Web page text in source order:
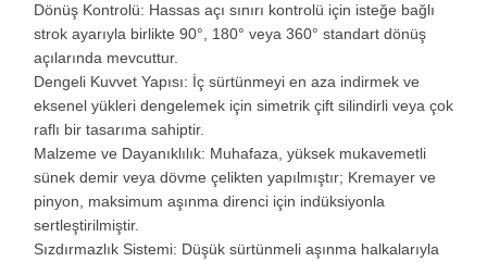
Dönüş Kontrolü: Hassas açı sınırı kontrolü için isteğe bağlı
strok ayarıyla birlikte 90°, 180° veya 360° standart dönüş
açılarında mevcuttur.
Dengeli Kuvvet Yapısı: İç sürtünmeyi en aza indirmek ve
eksenel yükleri dengelemek için simetrik çift silindirli veya çok
raflı bir tasarıma sahiptir.
Malzeme ve Dayanıklılık: Muhafaza, yüksek mukavemetli
sünek demir veya dövme çelikten yapılmıştır; Kremayer ve
pinyon, maksimum aşınma direnci için indüksiyonla
sertleştirilmiştir.
Sızdırmazlık Sistemi: Düşük sürtünmeli aşınma halkalarıyla